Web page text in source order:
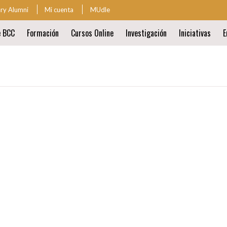
Alumni Mi cuenta MUdle
Formación Cursos Online Investigación Iniciativas